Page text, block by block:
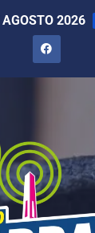
2026